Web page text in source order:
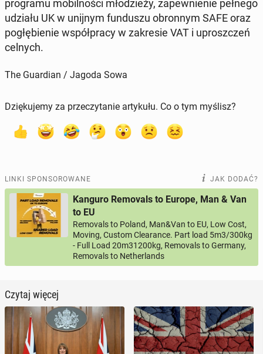
pro­gra­mu mo­bil­no­ści mło­dzie­ży, za­pew­nie­nie pełnego
udziału UK w unijnym fun­du­szu obron­nym SAFE oraz
po­głę­bie­nie współ­pra­cy w za­kre­sie VAT i uprosz­czeń
celnych.
The Guardian / Jagoda Sowa
Dziękujemy za przeczytanie artykułu. Co o tym myślisz?
LINKI SPONSOROWANE JAK DODAĆ?
Kanguro Removals to Europe, Man & Van
to EU
Removals to Poland, Man&Van to EU, Low Cost,
Moving, Custom Clearance. Part load 5m3/300kg
- Full Load 20m31200kg, Removals to Germany,
Removals to Netherlands
Czytaj więcej